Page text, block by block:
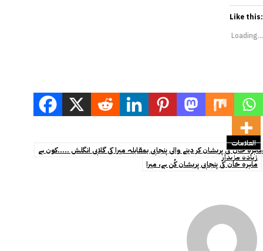
Like this:
Loading...
العلامات
ماہرہ خان کی پریشان کر دینے والی پنجابی بمقابلہ میرا کی گلابی انگلش .....کون ہے
زیادہ مزیدار
ماہرہ خان کی پنجابی پریشان کُن ہے، میرا